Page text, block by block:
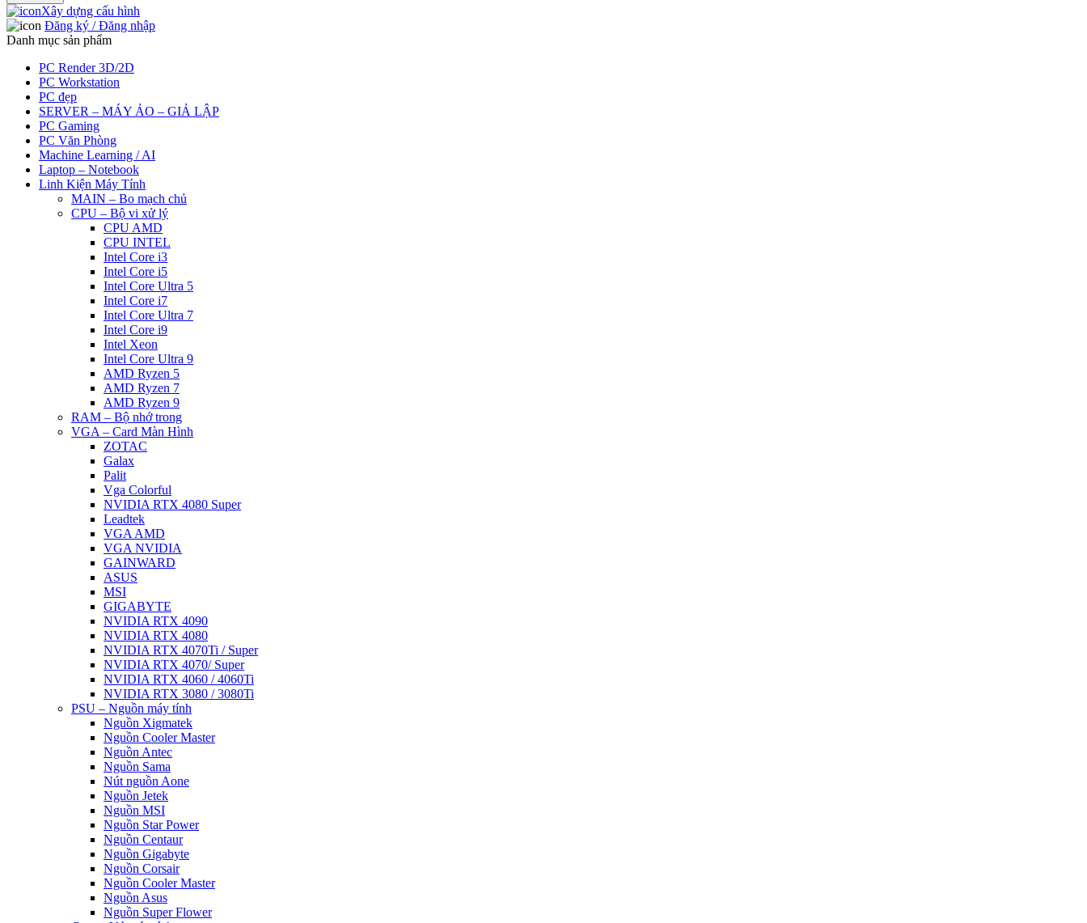
Xây dựng cấu hình
Đăng ký / Đăng nhập
Danh mục sản phẩm
PC Render 3D/2D
PC Workstation
PC đẹp
SERVER – MÁY ẢO – GIẢ LẬP
PC Gaming
PC Văn Phòng
Machine Learning / AI
Laptop – Notebook
Linh Kiện Máy Tính
MAIN – Bo mạch chủ
CPU – Bộ vi xử lý
CPU AMD
CPU INTEL
Intel Core i3
Intel Core i5
Intel Core Ultra 5
Intel Core i7
Intel Core Ultra 7
Intel Core i9
Intel Xeon
Intel Core Ultra 9
AMD Ryzen 5
AMD Ryzen 7
AMD Ryzen 9
RAM – Bộ nhớ trong
VGA – Card Màn Hình
ZOTAC
Galax
Palit
Vga Colorful
NVIDIA RTX 4080 Super
Leadtek
VGA AMD
VGA NVIDIA
GAINWARD
ASUS
MSI
GIGABYTE
NVIDIA RTX 4090
NVIDIA RTX 4080
NVIDIA RTX 4070Ti / Super
NVIDIA RTX 4070/ Super
NVIDIA RTX 4060 / 4060Ti
NVIDIA RTX 3080 / 3080Ti
PSU – Nguồn máy tính
Nguồn Xigmatek
Nguồn Cooler Master
Nguồn Antec
Nguồn Sama
Nút nguồn Aone
Nguồn Jetek
Nguồn MSI
Nguồn Star Power
Nguồn Centaur
Nguồn Gigabyte
Nguồn Corsair
Nguồn Cooler Master
Nguồn Asus
Nguồn Super Flower